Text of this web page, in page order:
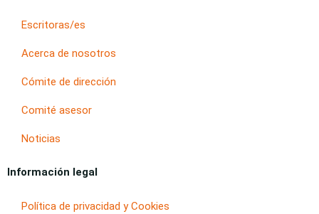
Escritoras/es
Acerca de nosotros
Cómite de dirección
Comité asesor
Noticias
Información legal
Política de privacidad y Cookies